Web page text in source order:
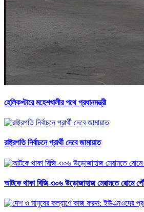
হেলিকপ্টারে মহেশখালীর পথে প্রধানমন্ত্রী
রাষ্ট্রপতি নির্বাচনে প্রার্থী দেবে জামায়াত
আটকে থাকা বিজি-৩০৬ উড়োজাহাজ মেরামতে রোমে